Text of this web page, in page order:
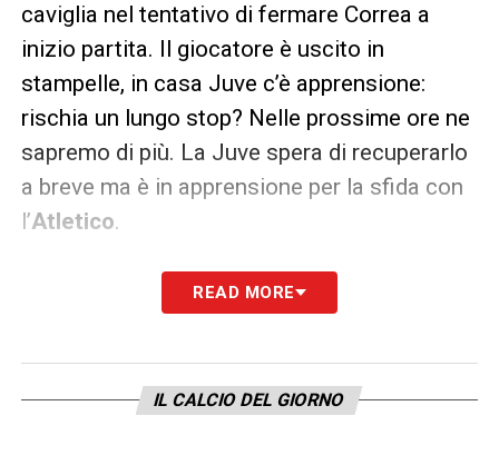
caviglia nel tentativo di fermare Correa a
inizio partita. Il giocatore è uscito in
stampelle, in casa Juve c’è apprensione:
rischia un lungo stop? Nelle prossime ore ne
sapremo di più. La Juve spera di recuperarlo
a breve ma è in apprensione per la sfida con
l’Atletico.
Infortunio Bonucci, problema
in stampelle – 27 gennaio
All’11 del primo tempo di Lazio-Juventus, il
READ MORE
IL CALCIO DEL GIORNO